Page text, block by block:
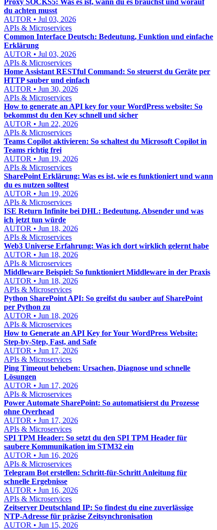
Proxy SOCKS5: Was es ist, wann du es brauchst und worauf
du achten musst
AUTOR • Jul 03, 2026
APIs & Microservices
Common Interface Deutsch: Bedeutung, Funktion und einfache
Erklärung
AUTOR • Jul 03, 2026
APIs & Microservices
Home Assistant RESTful Command: So steuerst du Geräte per
HTTP sauber und einfach
AUTOR • Jun 30, 2026
APIs & Microservices
How to generate an API key for your WordPress website: So
bekommst du den Key schnell und sicher
AUTOR • Jun 22, 2026
APIs & Microservices
Teams Copilot aktivieren: So schaltest du Microsoft Copilot in
Teams richtig frei
AUTOR • Jun 19, 2026
APIs & Microservices
SharePoint Erklärung: Was es ist, wie es funktioniert und wann
du es nutzen solltest
AUTOR • Jun 19, 2026
APIs & Microservices
ISE Return Infinite bei DHL: Bedeutung, Absender und was
ich jetzt tun würde
AUTOR • Jun 18, 2026
APIs & Microservices
Web3 Universe Erfahrung: Was ich dort wirklich gelernt habe
AUTOR • Jun 18, 2026
APIs & Microservices
Middleware Beispiel: So funktioniert Middleware in der Praxis
AUTOR • Jun 18, 2026
APIs & Microservices
Python SharePoint API: So greifst du sauber auf SharePoint
per Python zu
AUTOR • Jun 18, 2026
APIs & Microservices
How to Generate an API Key for Your WordPress Website:
Step-by-Step, Fast, and Safe
AUTOR • Jun 17, 2026
APIs & Microservices
Ping Timeout beheben: Ursachen, Diagnose und schnelle
Lösungen
AUTOR • Jun 17, 2026
APIs & Microservices
Power Automate SharePoint: So automatisierst du Prozesse
ohne Overhead
AUTOR • Jun 17, 2026
APIs & Microservices
SPI TPM Header: So setzt du den SPI TPM Header für
saubere Kommunikation im STM32 ein
AUTOR • Jun 16, 2026
APIs & Microservices
Telegram Bot erstellen: Schritt-für-Schritt Anleitung für
schnelle Ergebnisse
AUTOR • Jun 16, 2026
APIs & Microservices
Zeitserver Deutschland IP: So findest du eine zuverlässige
NTP-Adresse für präzise Zeitsynchronisation
AUTOR • Jun 15, 2026